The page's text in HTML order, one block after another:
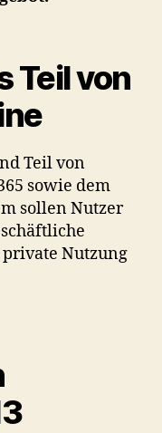
Teil von
Teil von
sowie dem
sollen Nutzer
Nutzung